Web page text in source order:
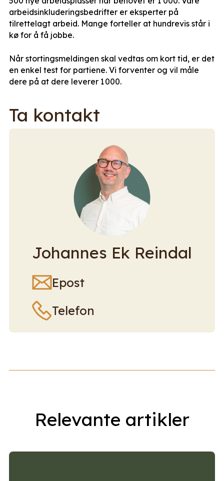
arbeidsinkluderingsbedrifter er eksperter på
tilrettelagt arbeid. Mange forteller at hundrevis står i
kø for å få jobbe.
Når stortingsmeldingen skal vedtas om kort tid, er det
en enkel test for partiene. Vi forventer og vil måle
dere på at dere leverer 1 000.
Ta kontakt
Johannes Ek Reindal
Epost
Telefon
Relevante artikler